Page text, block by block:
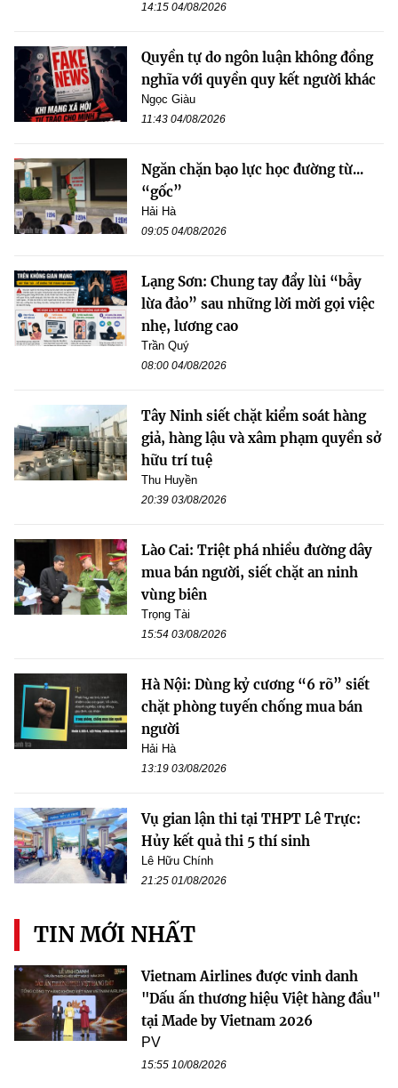
14:15 04/08/2026
Quyền tự do ngôn luận không đồng
nghĩa với quyền quy kết người khác
Ngọc Giàu
11:43 04/08/2026
Ngăn chặn bạo lực học đường từ...
“gốc”
Hải Hà
09:05 04/08/2026
Lạng Sơn: Chung tay đẩy lùi “bẫy
lừa đảo” sau những lời mời gọi việc
nhẹ, lương cao
Trần Quý
08:00 04/08/2026
Tây Ninh siết chặt kiểm soát hàng
giả, hàng lậu và xâm phạm quyền sở
hữu trí tuệ
Thu Huyền
20:39 03/08/2026
Lào Cai: Triệt phá nhiều đường dây
mua bán người, siết chặt an ninh
vùng biên
Trọng Tài
15:54 03/08/2026
Hà Nội: Dùng kỷ cương “6 rõ” siết
chặt phòng tuyến chống mua bán
người
Hải Hà
13:19 03/08/2026
Vụ gian lận thi tại THPT Lê Trực:
Hủy kết quả thi 5 thí sinh
Lê Hữu Chính
21:25 01/08/2026
TIN MỚI NHẤT
Vietnam Airlines được vinh danh
"Dấu ấn thương hiệu Việt hàng đầu"
tại Made by Vietnam 2026
PV
15:55 10/08/2026